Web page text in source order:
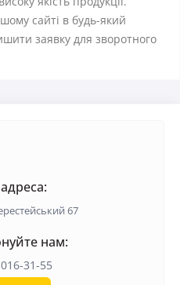
сайті в будь-який
заявку для зворотного
67
нам:
31-55